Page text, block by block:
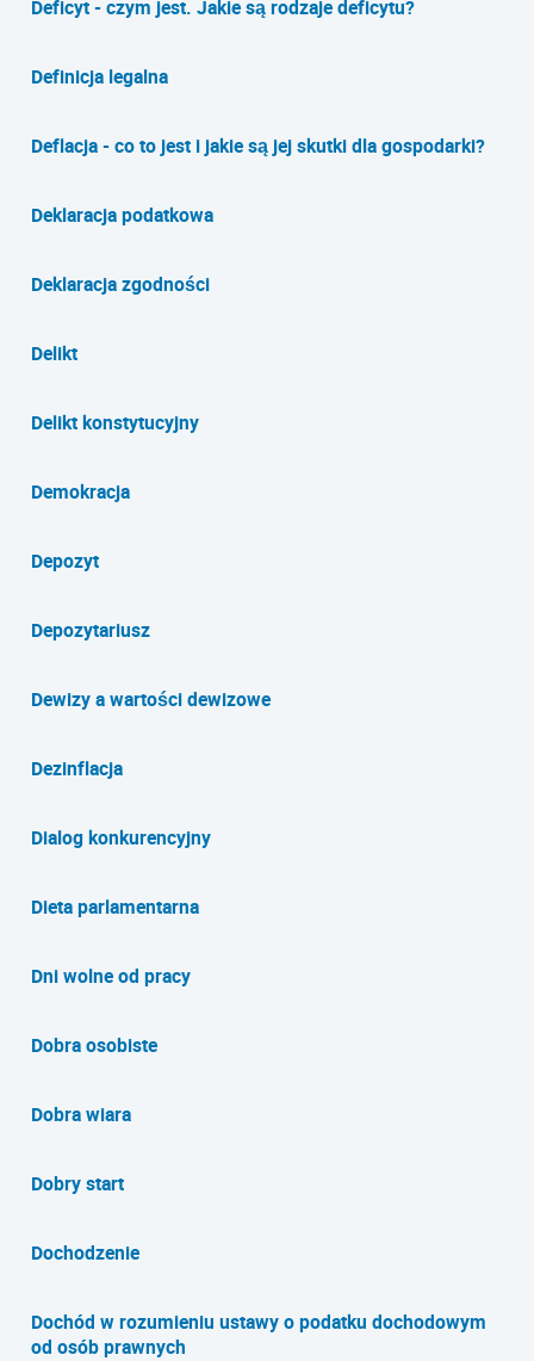
Deficyt - czym jest. Jakie są rodzaje deficytu?
Definicja legalna
Deflacja - co to jest i jakie są jej skutki dla gospodarki?
Deklaracja podatkowa
Deklaracja zgodności
Delikt
Delikt konstytucyjny
Demokracja
Depozyt
Depozytariusz
Dewizy a wartości dewizowe
Dezinflacja
Dialog konkurencyjny
Dieta parlamentarna
Dni wolne od pracy
Dobra osobiste
Dobra wiara
Dobry start
Dochodzenie
Dochód w rozumieniu ustawy o podatku dochodowym
od osób prawnych